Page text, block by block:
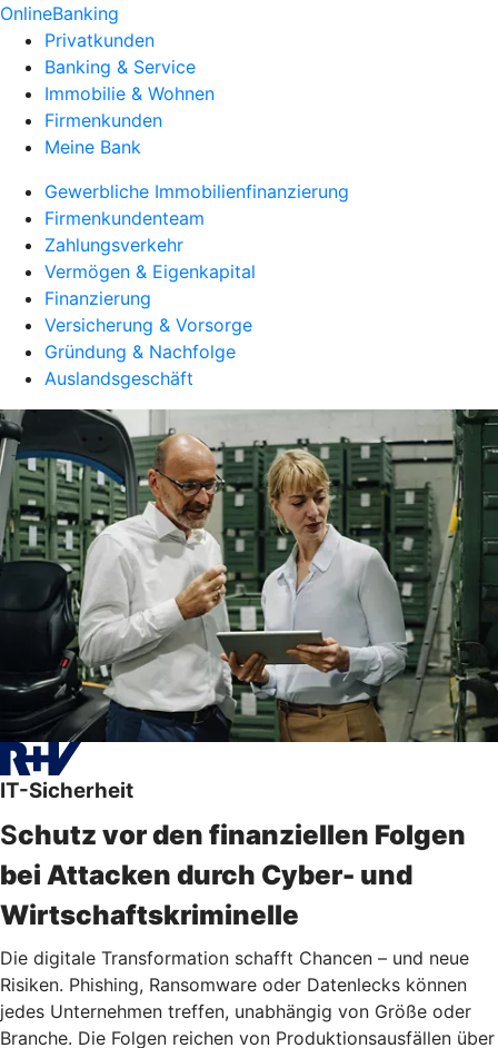
OnlineBanking
Privatkunden
Banking & Service
Immobilie & Wohnen
Firmenkunden
Meine Bank
Gewerbliche Immobilienfinanzierung
Firmenkundenteam
Zahlungsverkehr
Vermögen & Eigenkapital
Finanzierung
Versicherung & Vorsorge
Gründung & Nachfolge
Auslandsgeschäft
IT-Sicherheit
Schutz vor den finanziellen Folgen
bei Attacken durch Cyber- und
Wirtschaftskriminelle
Die digitale Transformation schafft Chancen – und neue
Risiken. Phishing, Ransomware oder Datenlecks können
jedes Unternehmen treffen, unabhängig von Größe oder
Branche. Die Folgen reichen von Produktionsausfällen über